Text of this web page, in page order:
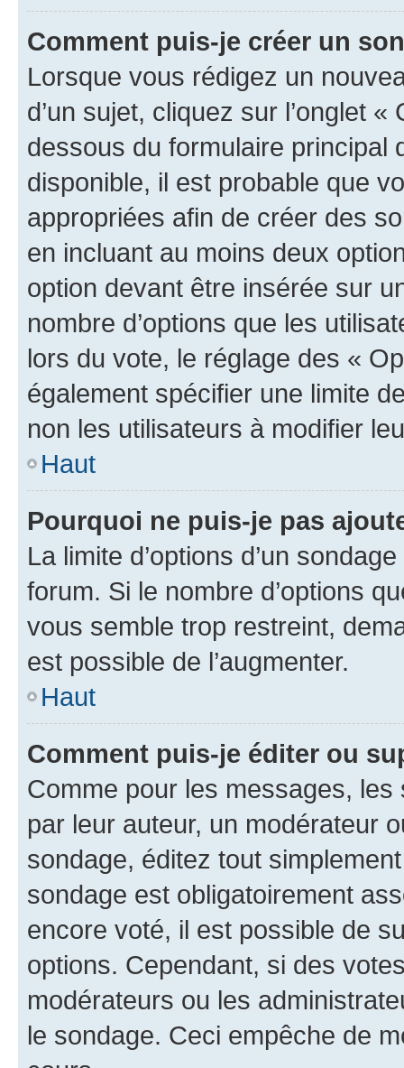
Comment puis-je créer un
Lorsque vous rédigez un
d’un sujet, cliquez sur l’onglet
dessous du formulaire principal
disponible, il est probable que
appropriées afin de créer des
en incluant au moins deux
option devant être insérée sur
nombre d’options que les
lors du vote, le réglage des «
également spécifier une limite
non les utilisateurs à modifier
Haut
Pourquoi ne puis-je pas
La limite d’options d’un
forum. Si le nombre d’options
vous semble trop restreint,
est possible de l’augmenter.
Haut
Comment puis-je éditer ou
Comme pour les messages,
par leur auteur, un modérateur
sondage, éditez tout
sondage est obligatoirement
encore voté, il est possible de
options. Cependant, si des
modérateurs ou les
le sondage. Ceci empêche de